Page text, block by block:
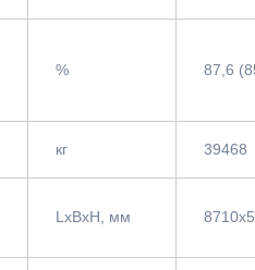
% 87,6
кг 39468
LxBxH, мм